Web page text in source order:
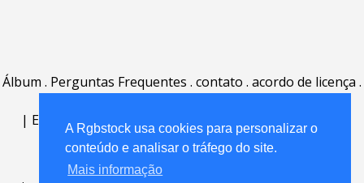
A Rgbstock usa cookies para personalizar o
conteúdo e analisar o tráfego do site.
Mais informação
Álbum . Perguntas Frequentes . contato . acordo de licença .
| English | Deutsch Español Português
Nederlands|